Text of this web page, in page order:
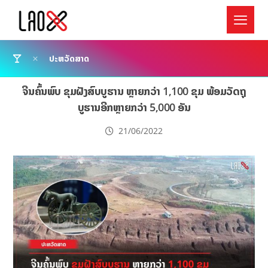
ປະຫວັດສາດ
ຈີນຄົ້ນພົບ ຂຸມຝັງສົບບູຮານ ຫຼາຍກວ່າ 1,100 ຂຸມ ພ້ອມວັດຖຸ
ບູຮານອີກຫຼາຍກວ່າ 5,000 ອັນ
21/06/2022